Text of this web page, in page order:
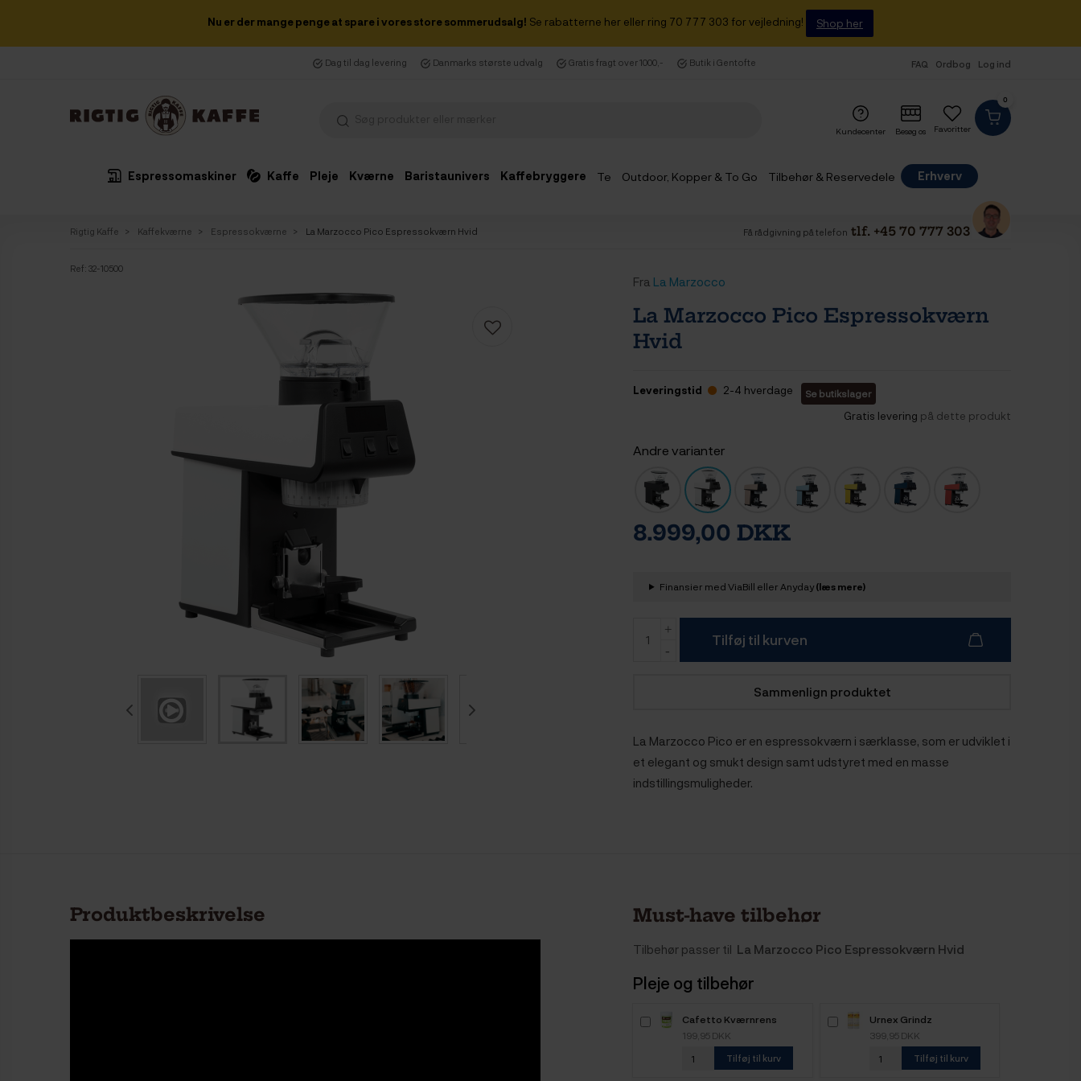
Nu er der mange penge at spare i vores store sommerudsalg! Se rabatterne her eller ring 70 777 303 for vejledning! Shop her
Dag til dag levering Danmarks største udvalg Gratis fragt over 1000,- Butik i Gentofte FAQ Ordbog Log ind
0
Favoritter
Kundecenter Besøg os
Espressomaskiner Kaffe Pleje Kværne Baristaunivers Kaffebryggere Te Outdoor, Kopper & To Go Tilbehør & Reservedele
Erhverv
Rigtig Kaffe Kaffekværne Espressokværne La Marzocco Pico Espressokværn Hvid Få rådgivning på telefon tlf. +45 70 777 303
Ref: 32-10500
Fra La Marzocco
La Marzocco Pico Espressokværn
Hvid
Leveringstid 2-4 hverdage Se butikslager
Gratis levering på dette produkt
Andre varianter
8.999,00 DKK
Finansier med ViaBill eller Anyday(læs mere)
Tilføj til kurven
Sammenlign produktet
La Marzocco Pico er en espressokværn i særklasse, som er udviklet i
et elegant og smukt design samt udstyret med en masse
indstillingsmuligheder.
Produktbeskrivelse Must-have tilbehør
Tilbehør passer til La Marzocco Pico Espressokværn Hvid
Pleje og tilbehør
Cafetto Kværnrens
450g
199,95 DKK
Tilføj til kurv
Urnex Grindz
Kaffekværnrens 2x430g
399,95 DKK
Tilføj til kurv